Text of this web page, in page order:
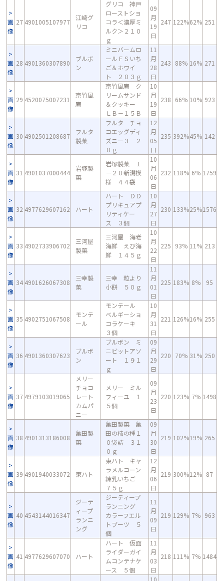
画
像
27 4901005107977
江崎グ
リコ
グリコ 神戸
ローストショ
コラ＜濃厚ミ
ルク＞２１０
ｇ
09
月
19
日
247 122%62% 251
画
像
28 4901360307890
ブルボ
ン
ミニバームロ
ールＦＳいち
ご＆ホワイ
ト ２０３ｇ
11
月
28
日
243 88% 16% 271
画
像
29 4520075007231
京竹風
庵
京竹風庵 ク
リームサンド
＆クッキー
ＬＢ－１５Ｂ
10
月
19
日
238 66% 10% 923
画
像
30 4902501208687
フルタ
製菓
フルタ チョ
コエッグディ
ズニー３ ２
０ｇ
12
月
05
日
235 392%45% 142
画
像
31 4901037000444
岩塚製
菓
岩塚製菓 Ｉ
－２０新潟模
様 ４４袋
10
月
06
日
232 118% 6% 1759
画
像
32 4977629607162 ハート
ハート ＤＤ
プリキュアプ
リティケー
ス ３個
10
月
27
日
230 133%25%1576
画
像
33 4902733906702
三河屋
製菓
三河屋 海老
海鮮 えび海
鮮 １４５ｇ
10
月
22
日
225 93% 11% 213
画
像
34 4901626067308
三幸製
菓
三幸 粒より
小餅 ５０ｇ
11
月
01
日
225 183% 8% 95
画
像
35 4902751067508
モンテ
ール
モンテール
ベルギーショ
コラケーキ
３個
10
月
31
日
221 126%16% 255
画
像
36 4901360307623
ブルボ
ン
ブルボン ミ
ニビットアソ
ート １９１
ｇ
09
月
29
日
220 70% 31% 250
画
像
37 4979103019065
メリー
チョコ
レート
カムパ
ニー
メリー ミル
フィーユ １
５個
09
月
23
日
220 123% 7% 1498
画
像
38 4901313186008
亀田製
菓
亀田製菓 亀
田の柿の種１
０袋詰 ３１
０ｇ
09
月
30
日
219 102%19% 265
画
像
39 4901940033072 東ハト
東ハト キャ
ラメルコーン
練乳いちご
７５ｇ
12
月
06
日
219 300%12% 87
画
像
40 4543144016347
ジーテ
ィープ
ランニ
ング
ジーティープ
ランニング
カラーフエル
トブーツ ５
個
11
月
09
日
219 129% 7% 963
画
像
41 4977629607070 ハート
ハート 仮面
ライダーガイ
ムコンテナケ
ース ５個
11
月
03
日
218 111% 7% 1484
10